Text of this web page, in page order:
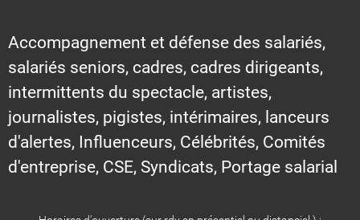
Accompagnement et défense des salariés,
salariés seniors, cadres, cadres dirigeants,
intermittents du spectacle, artistes,
journalistes, pigistes, intérimaires, lanceurs
d'alertes, Influenceurs, Célébrités, Comités
d'entreprise, CSE, Syndicats, Portage salarial